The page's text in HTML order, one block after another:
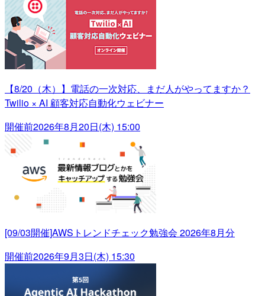
【8/20（木）】電話の一次対応、まだ人がやってますか？
Twilio × AI 顧客対応自動化ウェビナー
開催前2026年8月20日(木) 15:00
[09/03開催]AWSトレンドチェック勉強会 2026年8月分
開催前2026年9月3日(木) 15:30